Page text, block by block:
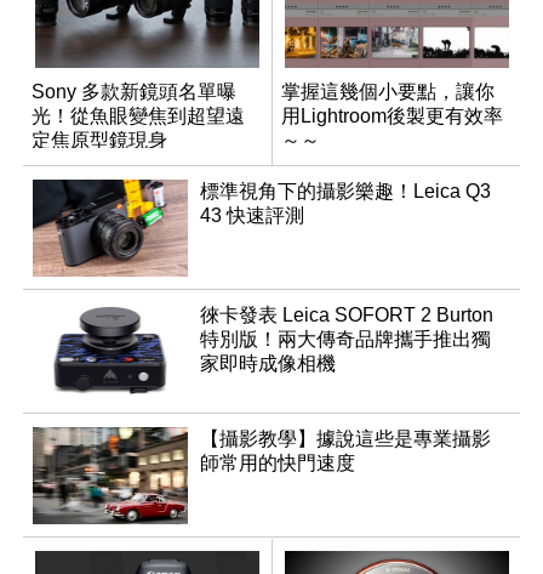
Sony 多款新鏡頭名單曝
光！從魚眼變焦到超望遠
定焦原型鏡現身
掌握這幾個小要點，讓你
用Lightroom後製更有效率
～～
標準視角下的攝影樂趣！Leica Q3
43 快速評測
徠卡發表 Leica SOFORT 2 Burton
特別版！兩大傳奇品牌攜手推出獨
家即時成像相機
【攝影教學】據說這些是專業攝影
師常用的快門速度